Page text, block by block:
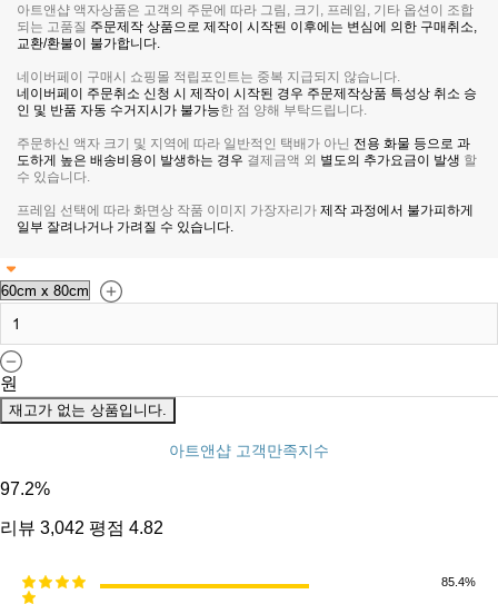
아트앤샵 액자상품은 고객의 주문에 따라 그림, 크기, 프레임, 기타 옵션이 조합
되는 고품질 주문제작 상품으로 제작이 시작된 이후에는 변심에 의한 구매취소,
교환/환불이 불가합니다.
네이버페이 구매시 쇼핑몰 적립포인트는 중복 지급되지 않습니다.
네이버페이 주문취소 신청 시 제작이 시작된 경우 주문제작상품 특성상 취소 승
인 및 반품 자동 수거지시가 불가능한 점 양해 부탁드립니다.
주문하신 액자 크기 및 지역에 따라 일반적인 택배가 아닌 전용 화물 등으로 과
도하게 높은 배송비용이 발생하는 경우 결제금액 외 별도의 추가요금이 발생 할
수 있습니다.
프레임 선택에 따라 화면상 작품 이미지 가장자리가 제작 과정에서 불가피하게
일부 잘려나거나 가려질 수 있습니다.
원
재고가 없는 상품입니다.
아트앤샵 고객만족지수
97.2%
리뷰 3,042 평점 4.82
85.4%